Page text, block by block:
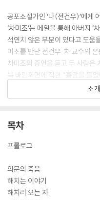
공포소설가인 ‘나(전건우)’에게
‘차미조’는 메일을 통해 아버지 ‘
석연치 않은 부분이 있다고 도움
미조를 만난 전건우. 차 교수의
차미조의 증언을 듣고 두 사람은
북 바탕화면에 적힌 “흉담을 들
죽음에 ‘흉담’이 연관되어 있음
사의한 저주의 정체를 추적하는
“오컬트에 대한 박식함뿐만 아니
강의 몰입감을 선사한다. 여기에
저주의 정체는 인간의 근원적인
인 공포를 새로운 이야기로 탄생시
소
목차
프롤로그
의문의 죽음
해치는 이야기
해치러 오는 자